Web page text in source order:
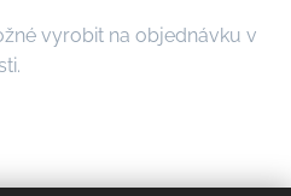
vyrobit na objednávku v